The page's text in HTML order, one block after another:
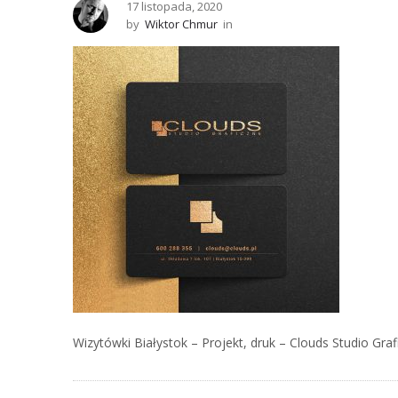
17 listopada, 2020
by Wiktor Chmur in
Wizytówki Białystok – Projekt, druk – Clouds Studio